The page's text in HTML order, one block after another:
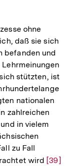
ohne
daß sie sich
befanden und
stützten, ist
nationalen
zahlreichen
in vielem
zu Fall
wird Zur
[39]